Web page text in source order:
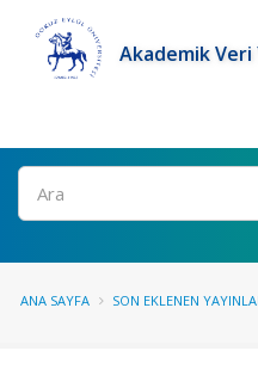
Akademik
Ara
ANA SAYFA SON EKLENEN